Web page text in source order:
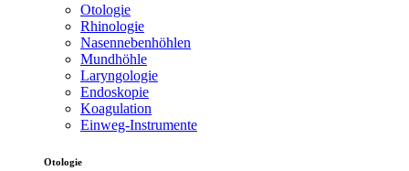
Otologie
Rhinologie
Nasennebenhöhlen
Mundhöhle
Laryngologie
Endoskopie
Koagulation
Einweg-Instrumente
Otologie